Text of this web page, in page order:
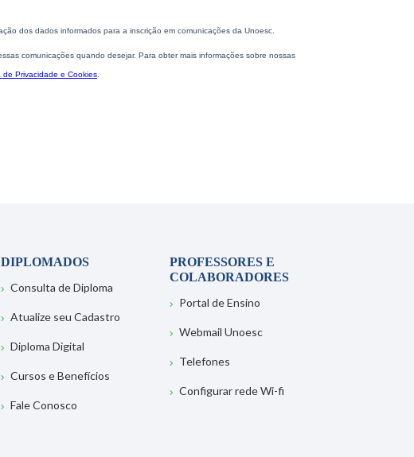
DIPLOMADOS
Consulta de Diploma
Atualize seu Cadastro
Diploma Digital
Cursos e Benefícios
Fale Conosco
PROFESSORES E
COLABORADORES
Portal de Ensino
Webmail Unoesc
Telefones
Configurar rede Wi-fi